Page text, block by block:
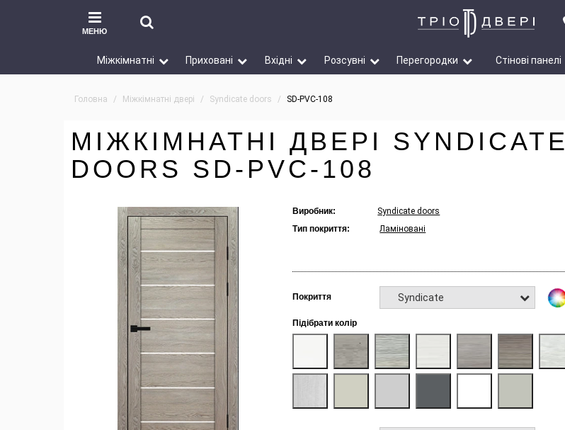
МЕНЮ
Міжкімнатні Приховані Вхідні Розсувні Перегородки Стінові панелі
Головна Міжкімнатні двері Syndicate doors SD-PVC-108
МІЖКІМНАТНІ ДВЕРІ SYNDICATE
DOORS SD-PVC-108
Виробник:
Syndicate doors
Тип покриття:
Ламіновані
Покриття Syndicate
Підібрати колір